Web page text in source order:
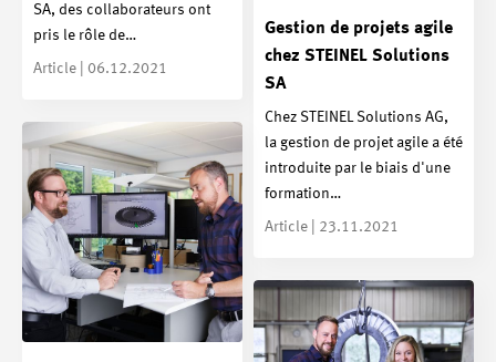
SA, des collaborateurs ont
pris le rôle de…
Article | 06.12.2021
Gestion de projets agile
chez STEINEL Solutions
SA
Chez STEINEL Solutions AG,
la gestion de projet agile a été
introduite par le biais d'une
formation…
Article | 23.11.2021